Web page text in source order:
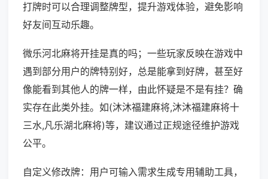
打牌时可以合理调整牌型，提升游戏体验，避免影响
好友间互动乐趣。
微乐河北麻将开挂是真的吗；一些玩家反映在游戏中
遇到部分用户的牌特别好，总是能拿到好牌，甚至好
像能看到其他人的牌一样，由此怀疑是不是有挂？确
实存在此类外挂。如(沐沐福建麻将,沐沐福建麻将十
三水,凡乐湖北麻将)等，建议通过正规途径维护游戏
公平。
自定义修改牌：用户可输入需求生成专用辅助工具，